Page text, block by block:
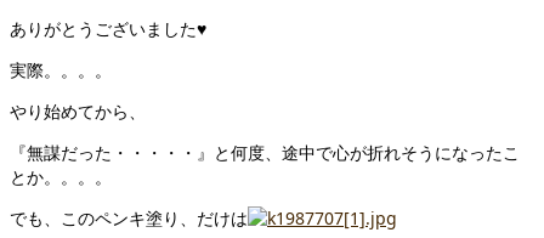
ありがとうございました♥
実際。。。。
やり始めてから、
『無謀だった・・・・・』と何度、途中で心が折れそうになったこ
とか。。。。
でも、このペンキ塗り、だけは